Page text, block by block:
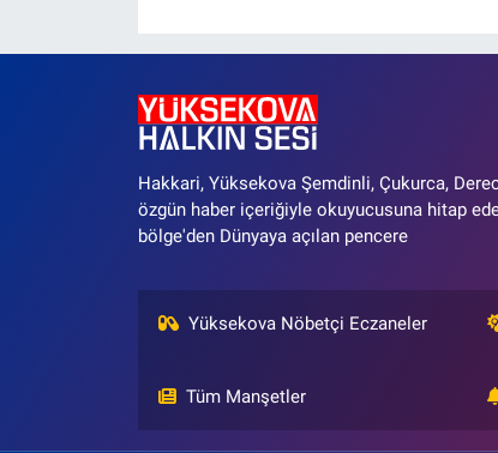
Hakkari, Yüksekova Şemdinli, Çukurca,
özgün haber içeriğiyle okuyucusuna hitap
bölge'den Dünyaya açılan pencere
Yüksekova Nöbetçi Eczaneler
Tüm Manşetler